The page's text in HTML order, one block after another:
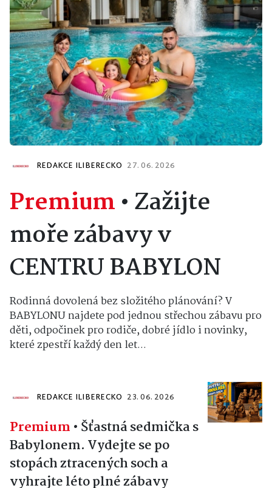
REDAKCE ILIBERECKO 27. 06. 2026
Premium•Zažijte
moře zábavy v
CENTRU BABYLON
Rodinná dovolená bez složitého plánování? V
BABYLONU najdete pod jednou střechou zábavu pro
děti, odpočinek pro rodiče, dobré jídlo i novinky,
které zpestří každý den let...
REDAKCE ILIBERECKO 23. 06. 2026
Premium • Šťastná sedmička s
Babylonem. Vydejte se po
stopách ztracených soch a
vyhrajte léto plné zábavy